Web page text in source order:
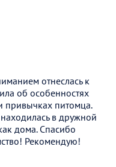
отнеслась к
об особенностях
привычках питомца.
в дружной
дома. Спасибо
Рекомендую!